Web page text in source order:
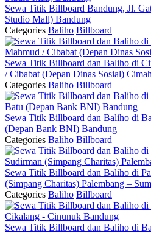
Sewa Titik Billboard Bandung, Jl.
Studio Mall) Bandung
Categories Baliho Billboard
Sewa Titik Billboard dan Baliho di
/ Cibabat (Depan Dinas Sosial)
Categories Baliho Billboard
Sewa Titik Billboard dan Baliho di
(Depan Bank BNI) Bandung
Categories Baliho Billboard
Sewa Titik Billboard dan Baliho di
(Simpang Charitas) Palembang –
Categories Baliho Billboard
Sewa Titik Billboard dan Baliho di